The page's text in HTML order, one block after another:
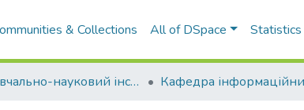
& Collections All of DSpace Statistics
Навчально-науковий інститут економіки, управління, права та інформаційних технологій